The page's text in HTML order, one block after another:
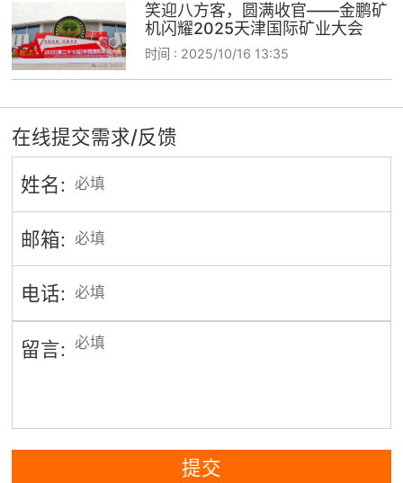
笑迎八方客，圆满收官——金鹏矿
机闪耀2025天津国际矿业大会
时间 : 2025/10/16 13:35
在线提交需求/反馈
姓名:
邮箱:
电话:
留言:
提交